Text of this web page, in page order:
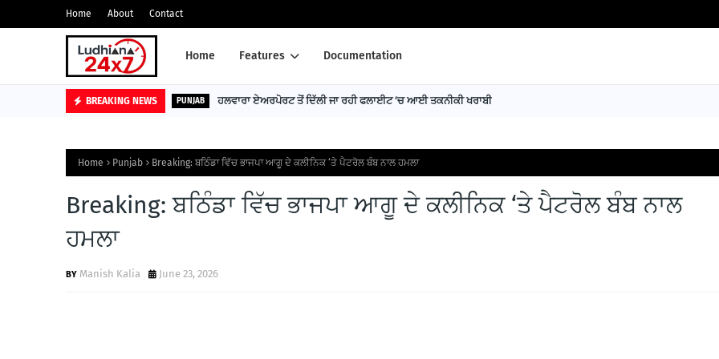
Home About Contact
Home Features Documentation
BREAKING NEWS
ਹਰਜੋਤ ਸਿੰਘ ਬੈਂਸ PUNJAB ਹਲਵਾਰਾ ਏਅਰਪੋਰਟ ਤੋਂ ਦਿੱਲੀ ਜਾ ਰਹੀ ਫਲਾਈਟ ‘ਚ ਆਈ ਤਕਨੀਕੀ ਖਰਾਬੀ
Home Punjab Breaking: ਬਠਿੰਡਾ ਵਿੱਚ ਭਾਜਪਾ ਆਗੂ ਦੇ ਕਲੀਨਿਕ ‘ਤੇ ਪੈਟਰੋਲ ਬੰਬ ਨਾਲ ਹਮਲਾ
Breaking: ਬਠਿੰਡਾ ਵਿੱਚ ਭਾਜਪਾ ਆਗੂ ਦੇ ਕਲੀਨਿਕ ‘ਤੇ ਪੈਟਰੋਲ ਬੰਬ ਨਾਲ
ਹਮਲਾ
Manish Kalia June 23, 2026